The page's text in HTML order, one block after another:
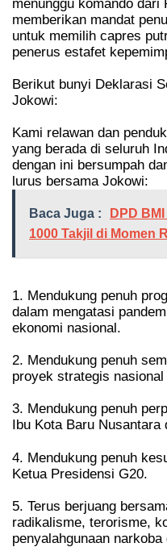
menunggu komando dari
memberikan mandat
untuk memilih capres
penerus estafet
Berikut bunyi Deklarasi
Jokowi:
Kami relawan dan
yang berada di seluruh
dengan ini bersumpah
lurus bersama Jokowi:
Baca Juga :
DPD
1000 Takjil di Momen
1. Mendukung penuh
dalam mengatasi
ekonomi nasional.
2. Mendukung penuh
proyek strategis
3. Mendukung penuh
Ibu Kota Baru
4. Mendukung penuh
Ketua Presidensi G20.
5. Terus berjuang
radikalisme, terorisme,
penyalahgunaan